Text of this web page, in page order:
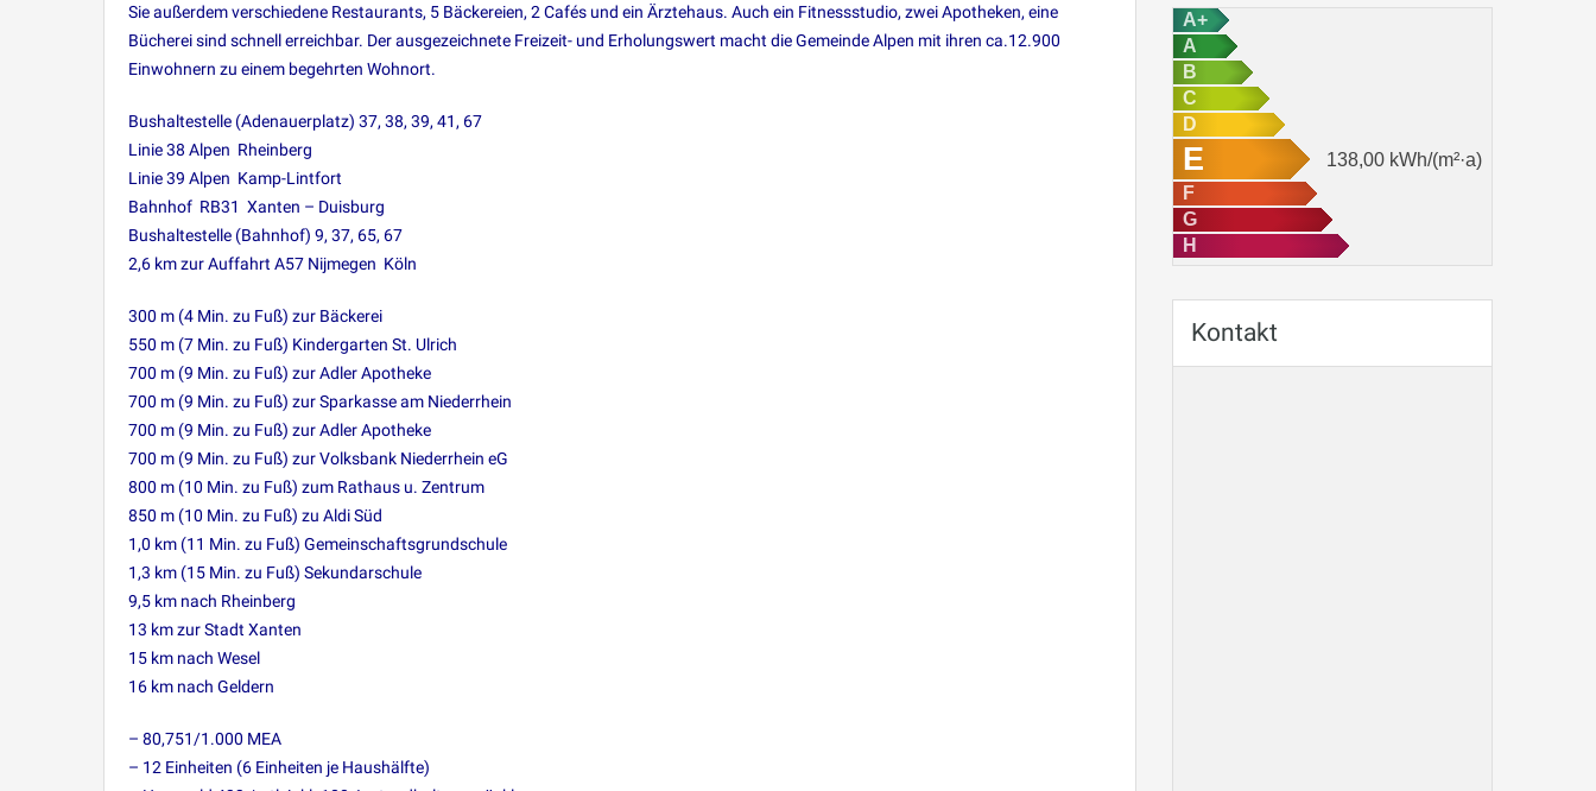
Sie außerdem verschiedene Restaurants, 5 Bäckereien, 2 Cafés und ein Ärztehaus. Auch ein Fitnessstudio, zwei Apotheken, eine
Bücherei sind schnell erreichbar. Der ausgezeichnete Freizeit- und Erholungswert macht die Gemeinde Alpen mit ihren ca.12.900
Einwohnern zu einem begehrten Wohnort.
Bushaltestelle (Adenauerplatz) 37, 38, 39, 41, 67
Linie 38 Alpen  Rheinberg
Linie 39 Alpen  Kamp-Lintfort
Bahnhof  RB31  Xanten – Duisburg
Bushaltestelle (Bahnhof) 9, 37, 65, 67
2,6 km zur Auffahrt A57 Nijmegen  Köln
300 m (4 Min. zu Fuß) zur Bäckerei
550 m (7 Min. zu Fuß) Kindergarten St. Ulrich
700 m (9 Min. zu Fuß) zur Adler Apotheke
700 m (9 Min. zu Fuß) zur Sparkasse am Niederrhein
700 m (9 Min. zu Fuß) zur Adler Apotheke
700 m (9 Min. zu Fuß) zur Volksbank Niederrhein eG
800 m (10 Min. zu Fuß) zum Rathaus u. Zentrum
850 m (10 Min. zu Fuß) zu Aldi Süd
1,0 km (11 Min. zu Fuß) Gemeinschaftsgrundschule
1,3 km (15 Min. zu Fuß) Sekundarschule
9,5 km nach Rheinberg
13 km zur Stadt Xanten
15 km nach Wesel
16 km nach Geldern
– 80,751/1.000 MEA
– 12 Einheiten (6 Einheiten je Haushälfte)
A+
A
B
C
D
E 138,00 kWh/(m²·a)
F
G
H
Kontakt